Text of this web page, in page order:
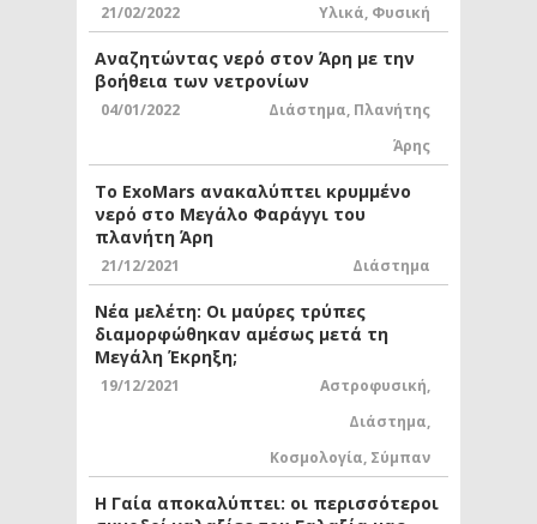
21/02/2022 Υλικά, Φυσική
Αναζητώντας νερό στον Άρη με την
βοήθεια των νετρονίων
04/01/2022 Διάστημα, Πλανήτης
Άρης
Το ExoMars ανακαλύπτει κρυμμένο
νερό στο Μεγάλο Φαράγγι του
πλανήτη Άρη
21/12/2021 Διάστημα
Νέα μελέτη: Οι μαύρες τρύπες
διαμορφώθηκαν αμέσως μετά τη
Μεγάλη Έκρηξη;
19/12/2021 Αστροφυσική,
Διάστημα,
Κοσμολογία, Σύμπαν
Η Γαία αποκαλύπτει: οι περισσότεροι